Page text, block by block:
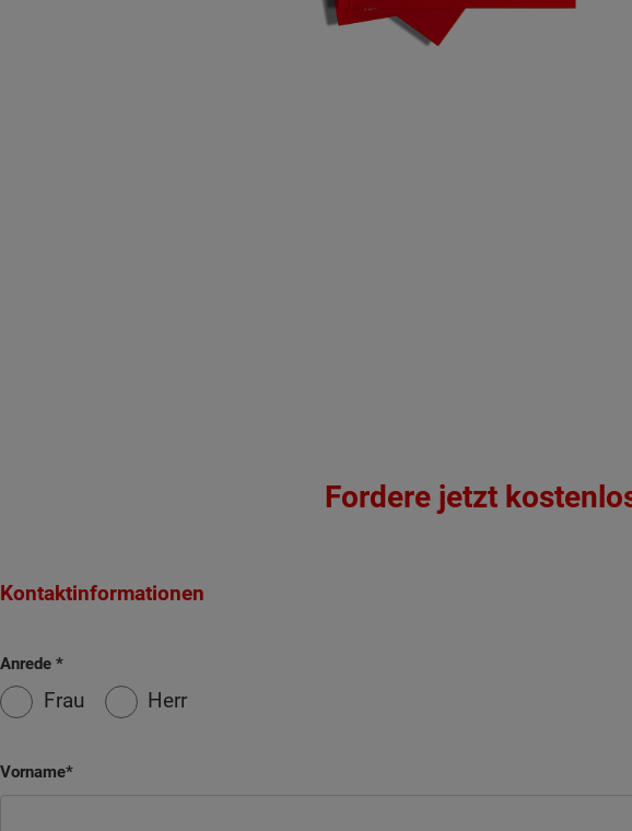
Fordere jetzt
Kontaktinformationen
Anrede
Frau Herr
Vorname